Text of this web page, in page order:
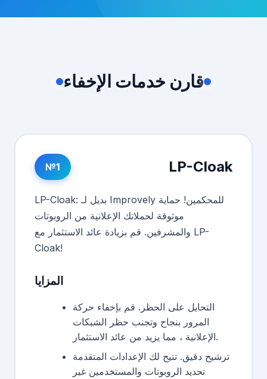
قارن خدمات الإخفاء
№1 LP-Cloak
LP-Cloak: بديل لـ Improvely للمحكمين! حماية
موثوقة لحملاتك الإعلانية من الروبوتات
والمشرفين. قم بزيادة عائد الاستثمار مع LP-
Cloak!
المزايا
التحايل على الحظر. قم بإخفاء حركة
المرور بنجاح وتجنب حظر الشبكات
الإعلانية ، مما يزيد من عائد الاستثمار.
ترشيح دقيق. تتيح لك الإعدادات المتقدمة
تحديد الروبوتات والمستخدمين غير